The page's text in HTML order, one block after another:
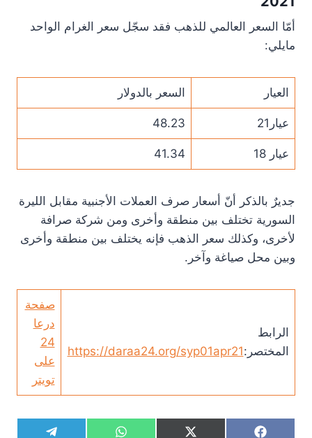
أمّا السعر العالمي للذهب فقد سجّل سعر الغرام الواحد
مايلي:
العيار السعر بالدولار
عيار21 48.23
عيار 18 41.34
جديرٌ بالذكر أنّ أسعار صرف العملات الأجنبية مقابل الليرة
السورية تختلف بين منطقة وأخرى ومن شركة صرافة
لأخرى، وكذلك سعر الذهب فإنه يختلف بين منطقة وأخرى
وبين محل صياغة وآخر.
الرابط
المختصر:https://daraa24.org/syp01apr21
صفحة
درعا
24
على
تويتر